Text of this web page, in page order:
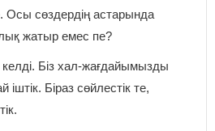
Осы сөздердің астарында
жатыр емес пе?
Біз хал-жағдайымызды
Біраз сөйлестік те,